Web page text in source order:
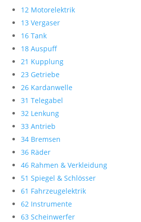
12 Motorelektrik
13 Vergaser
16 Tank
18 Auspuff
21 Kupplung
23 Getriebe
26 Kardanwelle
31 Telegabel
32 Lenkung
33 Antrieb
34 Bremsen
36 Räder
46 Rahmen & Verkleidung
51 Spiegel & Schlösser
61 Fahrzeugelektrik
62 Instrumente
63 Scheinwerfer